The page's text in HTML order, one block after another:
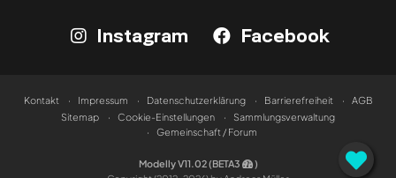
Instagram Facebook
Kontakt Impressum Datenschutzerklärung Barrierefreiheit
AGB
Sitemap
Cookie-Einstellungen
Sammlungsverwaltung
Gemeinschaft / Forum
Modelly V11.02 (BETA3
)